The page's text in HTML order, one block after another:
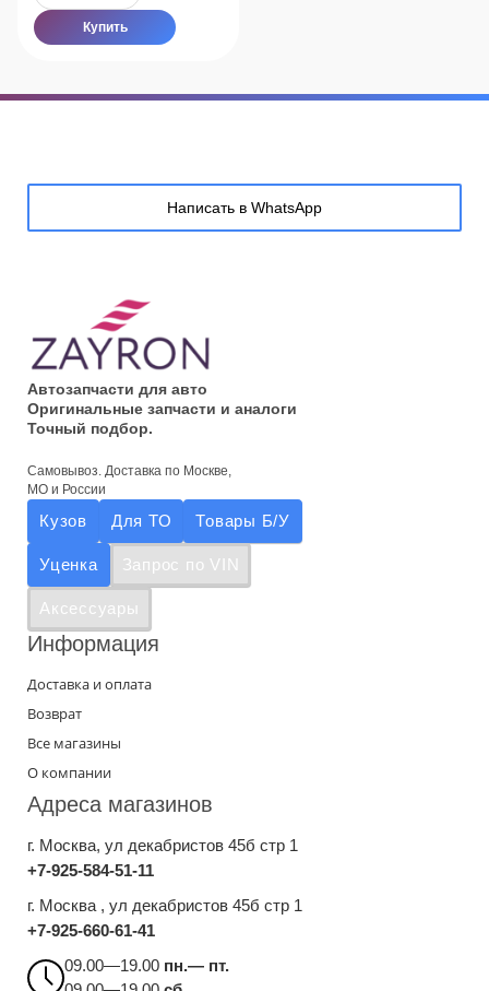
Купить
Автозапчасти для авто
Оригинальные запчасти и аналоги
Точный подбор.
Самовывоз. Доставка по Москве,
МО и России
Написать в WhatsApp
Кузов Для ТО Товары Б/У
Уценка Запрос по VIN
Аксессуары
Информация
Доставка и оплата
Возврат
Все магазины
О компании
Адреса магазинов
г. Москва, ул декабристов 45б стр 1
+7-925-584-51-11
г. Москва , ул декабристов 45б стр 1
+7-925-660-61-41
09.00—19.00 пн.— пт.